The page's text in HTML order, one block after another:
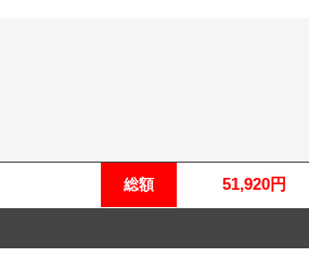
総額 51,920円